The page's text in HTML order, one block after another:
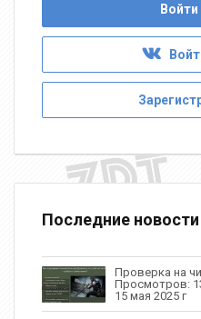
Войти
Последние новости
Проверка на
Просмотров:
15 мая 2025 г